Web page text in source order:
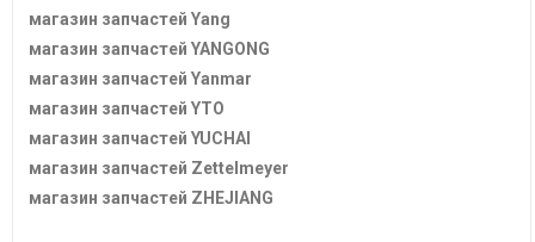
магазин запчастей Yang
магазин запчастей YANGONG
магазин запчастей Yanmar
магазин запчастей YTO
магазин запчастей YUCHAI
магазин запчастей Zettelmeyer
магазин запчастей ZHEJIANG